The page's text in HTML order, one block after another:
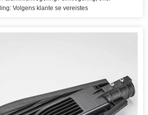
Volgens klante se vereistes